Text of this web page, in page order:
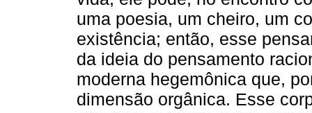
uma poesia, um cheiro, um
existência; então, esse
da ideia do pensamento
moderna hegemônica que,
dimensão orgânica. Esse